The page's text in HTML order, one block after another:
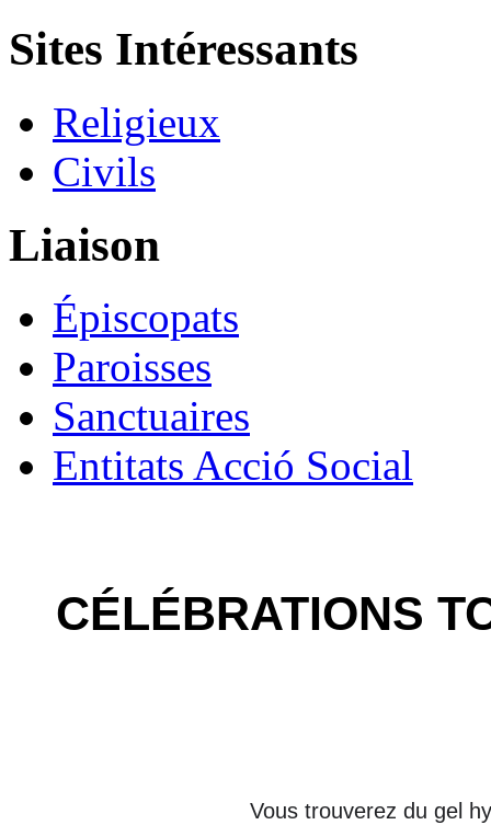
Sites Intéressants
Religieux
Civils
Liaison
Épiscopats
Paroisses
Sanctuaires
Entitats Acció Social
CÉLÉBRATIONS
Vous trouverez du gel